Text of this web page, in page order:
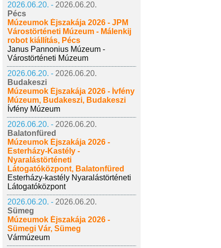
2026.06.20. - 2026.06.20.
Pécs
Múzeumok Éjszakája 2026 - JPM
Várostörténeti Múzeum - Málenkij
robot kiállítás, Pécs
Janus Pannonius Múzeum -
Várostörténeti Múzeum
2026.06.20. - 2026.06.20.
Budakeszi
Múzeumok Éjszakája 2026 - Ívfény
Múzeum, Budakeszi, Budakeszi
Ívfény Múzeum
2026.06.20. - 2026.06.20.
Balatonfüred
Múzeumok Éjszakája 2026 -
Esterházy-Kastély -
Nyaralástörténeti
Látogatóközpont, Balatonfüred
Esterházy-kastély Nyaralástörténeti
Látogatóközpont
2026.06.20. - 2026.06.20.
Sümeg
Múzeumok Éjszakája 2026 -
Sümegi Vár, Sümeg
Vármúzeum